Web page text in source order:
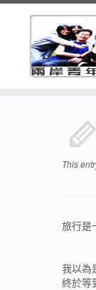
This
旅行是
我以為
終於等